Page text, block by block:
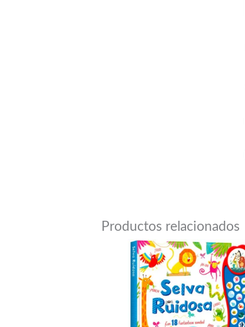
Productos relacionados